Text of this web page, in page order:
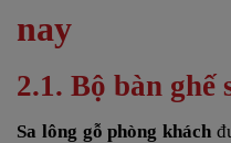
nay
2.1. Bộ bàn ghế
Sa lông gỗ phòng khách